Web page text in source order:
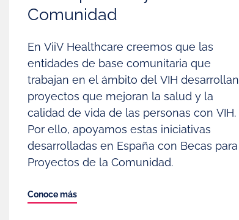
Comunidad
En ViiV Healthcare creemos que las
entidades de base comunitaria que
trabajan en el ámbito del VIH desarrollan
proyectos que mejoran la salud y la
calidad de vida de las personas con VIH.
Por ello, apoyamos estas iniciativas
desarrolladas en España con Becas para
Proyectos de la Comunidad.
Conoce más